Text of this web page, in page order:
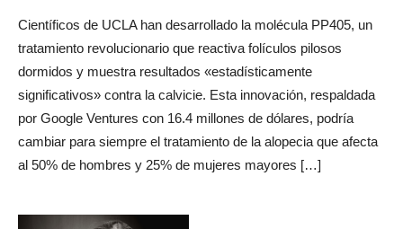
Científicos de UCLA han desarrollado la molécula PP405, un
tratamiento revolucionario que reactiva folículos pilosos
dormidos y muestra resultados «estadísticamente
significativos» contra la calvicie. Esta innovación, respaldada
por Google Ventures con 16.4 millones de dólares, podría
cambiar para siempre el tratamiento de la alopecia que afecta
al 50% de hombres y 25% de mujeres mayores […]